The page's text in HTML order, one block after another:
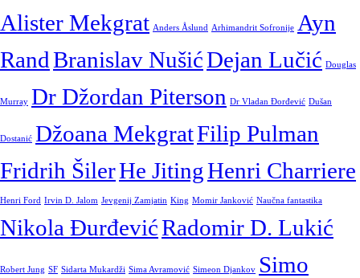
Alister Mekgrat Anders Åslund Arhimandrit Sofronije Ayn
RandBranislav NušićDejan Lučić Douglas
Murray Dr Džordan Piterson Dr Vladan Đorđević Dušan
Dostanić Džoana MekgratFilip Pulman
Fridrih ŠilerHe JitingHenri Charriere
Henri Ford Irvin D. Jalom Jevgenij Zamjatin King Momir Janković Naučna fantastika
Nikola ĐurđevićRadomir D. Lukić
Robert Jung SF Sidarta Mukardži Sima Avramović Simeon Djankov Simo